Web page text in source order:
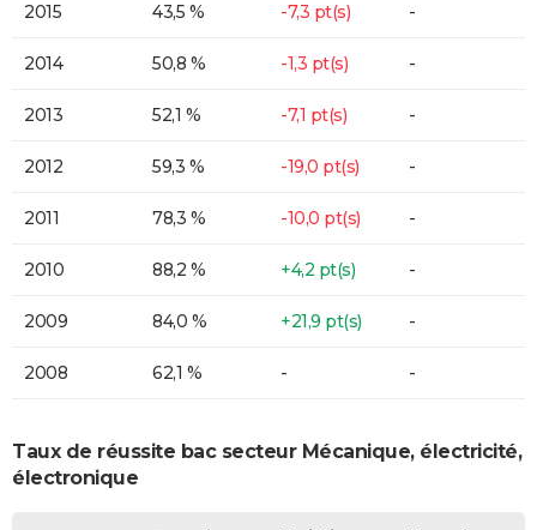
2015 43,5 % -7,3 pt(s) -
2014 50,8 % -1,3 pt(s) -
2013 52,1 % -7,1 pt(s) -
2012 59,3 % -19,0 pt(s) -
2011 78,3 % -10,0 pt(s) -
2010 88,2 % +4,2 pt(s) -
2009 84,0 % +21,9 pt(s) -
2008 62,1 % - -
Taux de réussite bac secteur Mécanique, électricité,
électronique